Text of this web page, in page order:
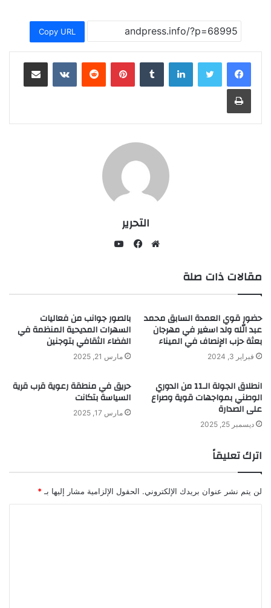
Copy URL
لينكدإن بينتيريست مشاركة عبر البريد
طباعة
التحرير
مقالات ذات صلة
حضور قوي العمدة السابق محمد
عبد الله ولد اسغير في مهرجان
بعثة حزب الإنصاف في الميناء
فبراير 3, 2024
بالصور جوانب من فعاليات
السهرات المديحية المنظمة في
الفضاء الثقافي بتوجنين
مارس 21, 2025
انطلاق الجولة الـ11 من الدوري
الوطني بمواجهات قوية وصراع
على الصدارة
ديسمبر 25, 2025
حريق في منطقة رعوية قرب قرية
السياسة بتكانت
مارس 17, 2025
اترك تعليقاً
لن يتم نشر عنوان بريدك الإلكتروني. الحقول الإلزامية مشار إليها بـ *